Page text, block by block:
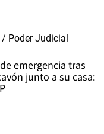
emergencia tras
junto a su casa: